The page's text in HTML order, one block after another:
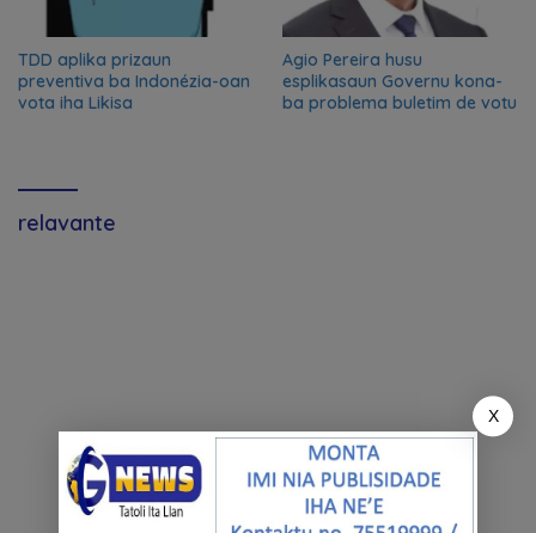
TDD aplika prizaun
preventiva ba Indonézia-oan
vota iha Likisa
Agio Pereira husu
esplikasaun Governu kona-
ba problema buletim de votu
relavante
X